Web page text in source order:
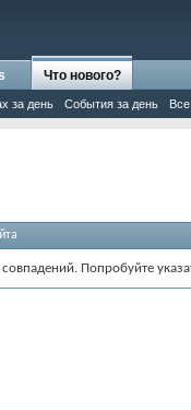
Что нового?
за день События за день
совпадений. Попробуйте